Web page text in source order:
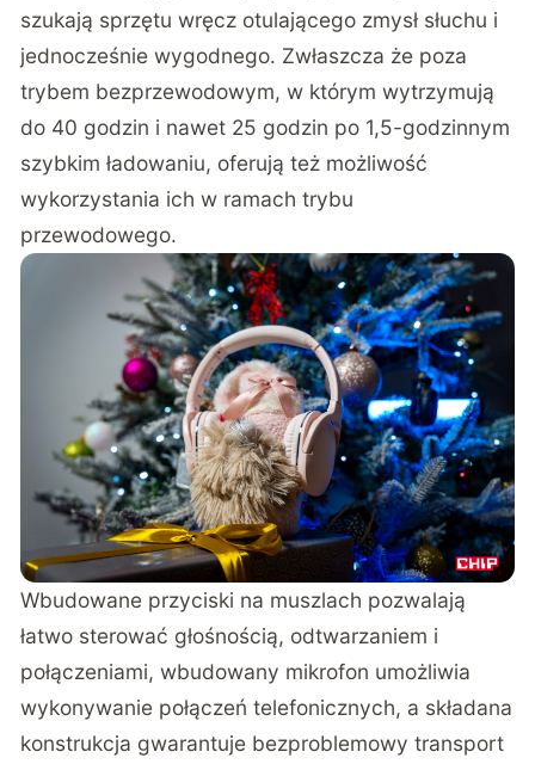
szukają sprzętu wręcz otulającego zmysł słuchu i
jednocześnie wygodnego. Zwłaszcza że poza
trybem bezprzewodowym, w którym wytrzymują
do 40 godzin i nawet 25 godzin po 1,5-godzinnym
szybkim ładowaniu, oferują też możliwość
wykorzystania ich w ramach trybu
przewodowego.
Wbudowane przyciski na muszlach pozwalają
łatwo sterować głośnością, odtwarzaniem i
połączeniami, wbudowany mikrofon umożliwia
wykonywanie połączeń telefonicznych, a składana
konstrukcja gwarantuje bezproblemowy transport